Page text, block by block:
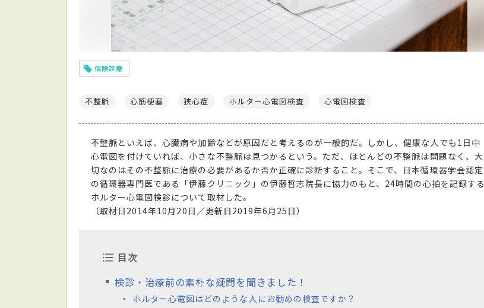
保険診療
不整脈 心筋梗塞 狭心症 ホルター心電図検査 心電図検査
不整脈といえば、心臓病や加齢などが原因だと考えるのが一般的だ。しかし、健康な人でも1日中
心電図を付けていれば、小さな不整脈は見つかるという。ただ、ほとんどの不整脈は問題なく、大
切なのはその不整脈に治療の必要があるか否か正確に診断すること。そこで、日本循環器学会認定
の循環器専門医である「伊藤クリニック」の伊藤哲志院長に協力のもと、24時間の心拍を記録する
ホルター心電図検診について取材した。
（取材日2014年10月20日／更新日2019年6月25日）
目次
検診・治療前の素朴な疑問を聞きました！
ホルター心電図はどのような人にお勧めの検査ですか？